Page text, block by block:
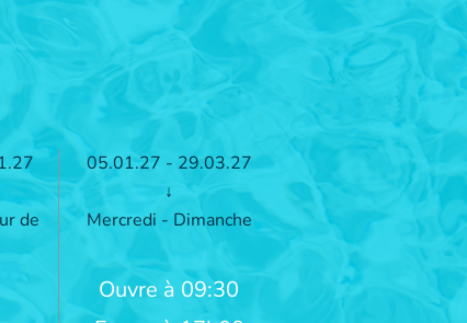
de
05.01.27 - 29.03.27
↓
Mercredi - Dimanche
Ouvre à 09:30